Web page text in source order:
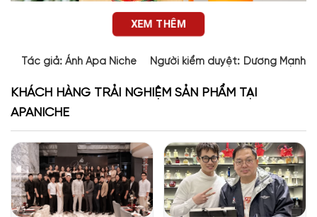
Thiết kế của Odyssey Mandarin Sky Armaf
Chai nước hoa Odyssey Mandarin Sky Man không chỉ thu hút
bởi mùi hương mà còn bởi thiết kế độc đáo. Với lớp vỏ ngoài
phối hợp hai tông màu cam rực rỡ và xanh dương hiện đại,
XEM THÊM
Tác giả: Ánh Apa Niche Người kiểm duyệt: Dương Mạnh
KHÁCH HÀNG TRẢI NGHIỆM SẢN PHẨM TẠI
APANICHE